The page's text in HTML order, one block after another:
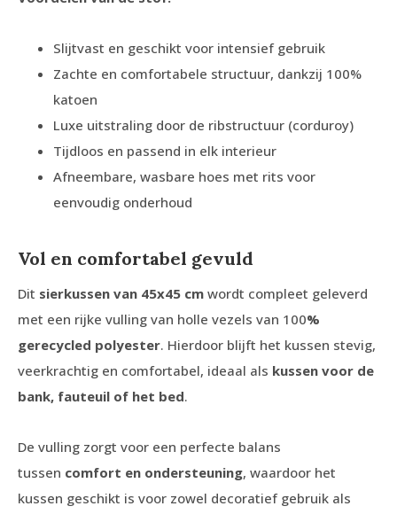
Slijtvast en geschikt voor intensief gebruik
Zachte en comfortabele structuur, dankzij 100%
katoen
Luxe uitstraling door de ribstructuur (corduroy)
Tijdloos en passend in elk interieur
Afneembare, wasbare hoes met rits voor
eenvoudig onderhoud
Vol en comfortabel gevuld
Dit sierkussen van 45x45 cm wordt compleet geleverd
met een rijke vulling van holle vezels van 100%
gerecycled polyester. Hierdoor blijft het kussen stevig,
veerkrachtig en comfortabel, ideaal als kussen voor de
bank, fauteuil of het bed.
De vulling zorgt voor een perfecte balans
tussen comfort en ondersteuning, waardoor het
kussen geschikt is voor zowel decoratief gebruik als